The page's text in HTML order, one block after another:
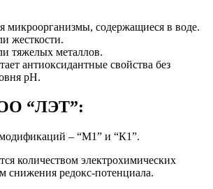
микроорганизмы, содержащиеся в воде.
жесткости.
тяжелых металлов.
антиоксидантные свойства без
pH.
“ЛЭТ”:
– “М1” и “К1”.
количеством электрохимических
снижения редокс-потенциала.